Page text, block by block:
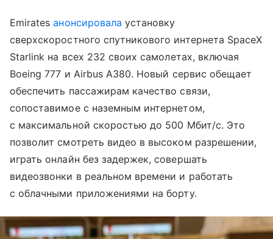
Emiratesанонсировала установку
сверхскоростного спутникового интернета SpaceX
Starlink на всех 232 своих самолетах, включая
Boeing 777 и Airbus A380. Новый сервис обещает
обеспечить пассажирам качество связи,
сопоставимое с наземным интернетом,
с максимальной скоростью до 500 Мбит/с. Это
позволит смотреть видео в высоком разрешении,
играть онлайн без задержек, совершать
видеозвонки в реальном времени и работать
с облачными приложениями на борту.